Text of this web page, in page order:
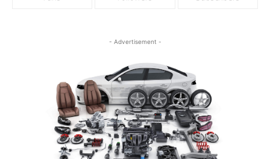
- Advertisement -